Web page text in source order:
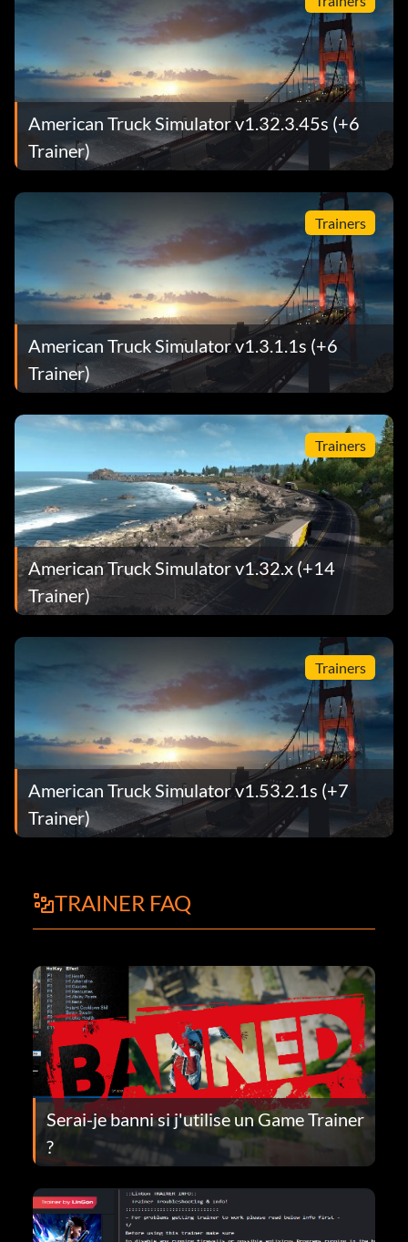
American Truck Simulator v1.32.3.45s (+6
Trainer)
Trainers
American Truck Simulator v1.3.1.1s (+6
Trainer)
Trainers
American Truck Simulator v1.32.x (+14
Trainer)
Trainers
American Truck Simulator v1.53.2.1s (+7
Trainer)
TRAINER FAQ
Serai-je banni si j'utilise un Game Trainer
?